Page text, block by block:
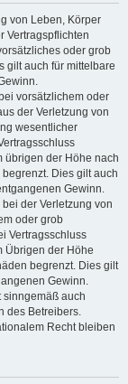
von Leben, Körper
Vertragspflichten
oder grob
gilt auch für mittelbare
vorsätzlichem oder
der Verletzung von
wesentlicher
übrigen der Höhe nach
Dies gilt auch
Gewinn.
der Verletzung von
oder grob
Vertragsschluss
Übrigen der Höhe
begrenzt. Dies gilt
Gewinn.
sinngemäß auch
des Betreibers.
Recht bleiben